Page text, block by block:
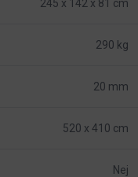
245 x 142 x 81 cm
290 kg
20 mm
520 x 410 cm
Nej